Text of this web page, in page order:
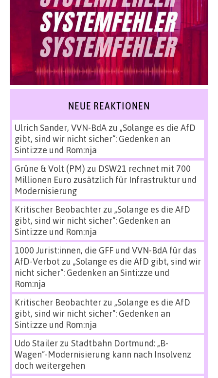
NEUE REAKTIONEN
Ulrich Sander, VVN-BdAzu „Solange es die AfD
gibt, sind wir nicht sicher“: Gedenken an
Sinti:zze und Rom:nja
Grüne & Volt (PM) zu DSW21 rechnet mit 700
Millionen Euro zusätzlich für Infrastruktur und
Modernisierung
Kritischer Beobachterzu „Solange es die AfD
gibt, sind wir nicht sicher“: Gedenken an
Sinti:zze und Rom:nja
1000 Jurist:innen, die GFF und VVN-BdA für das
AfD-Verbot zu „Solange es die AfD gibt, sind wir
nicht sicher“: Gedenken an Sinti:zze und
Rom:nja
Kritischer Beobachterzu „Solange es die AfD
gibt, sind wir nicht sicher“: Gedenken an
Sinti:zze und Rom:nja
Udo Stailerzu Stadtbahn Dortmund: „B-
Wagen“-Modernisierung kann nach Insolvenz
doch weitergehen